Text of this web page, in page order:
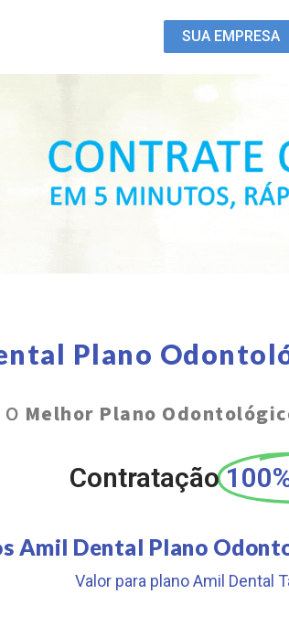
SUA EMPRESA
Plano
O Melhor Plano
Contratação
Amil Dental Plano
Valor para plano Amil Dental